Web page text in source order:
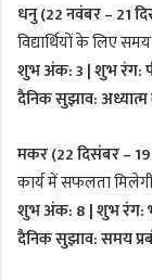
धनु (22 नवंबर – 21
विद्यार्थियों के लिए
शुभ अंक: 3 | शुभ रंग:
दैनिक सुझाव:
मकर (22 दिसंबर –
कार्य में सफलता
शुभ अंक: 8 | शुभ रंग:
दैनिक सुझाव: समय